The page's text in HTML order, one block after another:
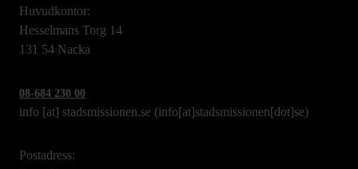
Huvudkontor:
Hesselmans Torg 14
131 54 Nacka
08-684 230 00
info [at] stadsmissionen.se (info[at]stadsmissionen[dot]se)
Postadress: